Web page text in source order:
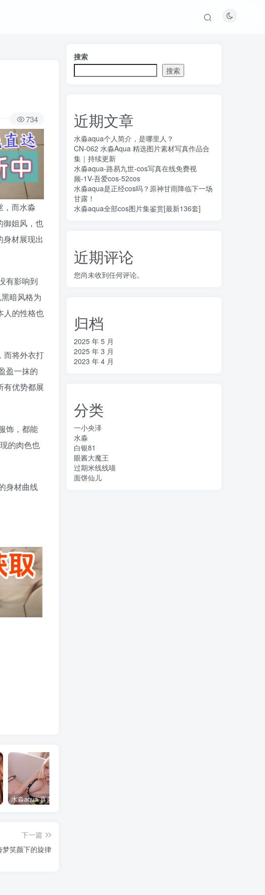
734
，而水淼
御姐风，也
材展现出
有影响到
暗风格为
人的性格也
而将外衣打
盈一抹的
有优势都展
饰，都能
的肉色也
身材曲线
下一篇
笑颜下的旋律
搜索
搜索
近期文章
水淼aqua个人简介，是哪里人？
CN-062 水淼Aqua 精选图片素材写真作品合
集｜持续更新
水淼aqua-路易九世-cos写真在线免费视
频-1V-吾爱cos-52cos
水淼aqua是正经cos吗？原神甘雨降临下一场
甘露！
水淼aqua全部cos图片集鉴赏[最新136套]
近期评论
您尚未收到任何评论。
归档
2025 年 5 月
2025 年 3 月
2023 年 4 月
分类
一小央泽
水淼
白银81
眼酱大魔王
过期米线线喵
面饼仙儿